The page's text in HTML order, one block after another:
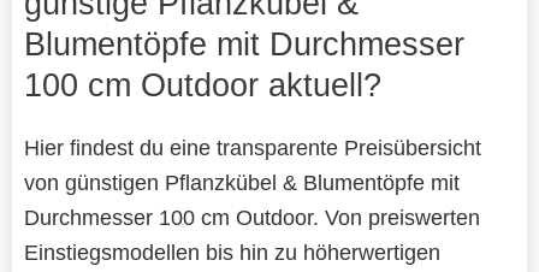
Blumentöpfe mit Durchmesser
100 cm Outdoor aktuell?
Hier findest du eine transparente Preisübersicht
von günstigen Pflanzkübel & Blumentöpfe mit
Durchmesser 100 cm Outdoor. Von preiswerten
Einstiegsmodellen bis hin zu höherwertigen